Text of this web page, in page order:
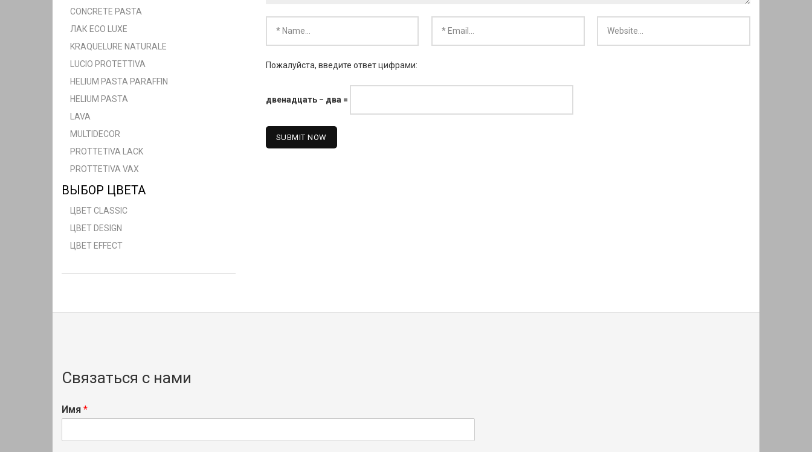
Пожалуйста, введите ответ цифрами:
двенадцать − два =
CONCRETE PASTA
ЛАК ECO LUXE
KRAQUELURE NATURALE
LUCIO PROTETTIVA
HELIUM PASTA PARAFFIN
HELIUM PASTA
LAVA
MULTIDECOR
PROTTETIVA LACK
PROTTETIVA VAX
ВЫБОР ЦВЕТА
ЦВЕТ CLASSIC
ЦВЕТ DESIGN
ЦВЕТ EFFECT
Связаться с нами
Имя *